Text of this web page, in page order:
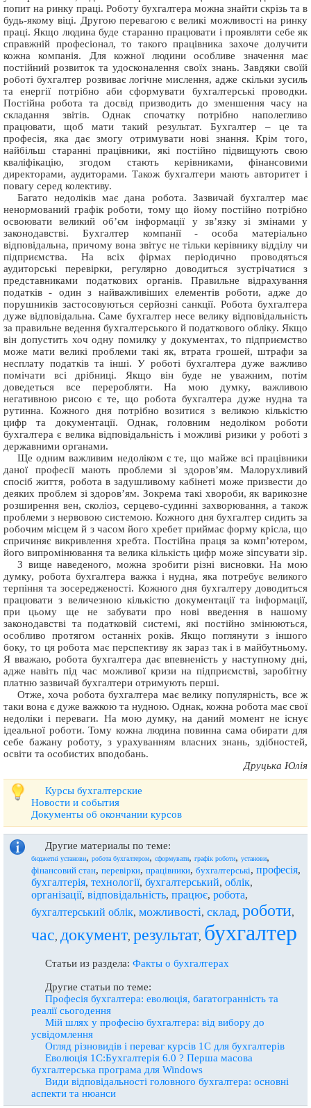
попит на ринку праці. Роботу бухгалтера можна знайти скрізь та в
будь-якому віці. Другою перевагою є великі можливості на ринку
праці. Якщо людина буде старанно працювати і проявляти себе як
справжній професіонал, то такого працівника захоче долучити
кожна компанія. Для кожної людини особливе значення має
постійний розвиток та удосконалення своїх знань. Завдяки своїй
роботі бухгалтер розвиває логічне мислення, адже скільки зусиль
та енергії потрібно аби сформувати бухгалтерські проводки.
Постійна робота та досвід призводить до зменшення часу на
складання звітів. Однак спочатку потрібно наполегливо
працювати, щоб мати такий результат. Бухгалтер – це та
професія, яка дає змогу отримувати нові знання. Крім того,
найбільш старанні працівники, які постійно підвищують свою
кваліфікацію, згодом стають керівниками, фінансовими
директорами, аудиторами. Також бухгалтери мають авторитет і
повагу серед колективу.
Багато недоліків має дана робота. Зазвичай бухгалтер має
ненормований графік роботи, тому що йому постійно потрібно
освоювати великий об’єм інформації у зв’язку зі змінами у
законодавстві. Бухгалтер компанії - особа матеріально
відповідальна, причому вона звітує не тільки керівнику відділу чи
підприємства. На всіх фірмах періодично проводяться
аудиторські перевірки, регулярно доводиться зустрічатися з
представниками податкових органів. Правильне відрахування
податків - один з найважливіших елементів роботи, адже до
порушників застосовуються серйозні санкції. Робота бухгалтера
дуже відповідальна. Саме бухгалтер несе велику відповідальність
за правильне ведення бухгалтерського й податкового обліку. Якщо
він допустить хоч одну помилку у документах, то підприємство
може мати великі проблеми такі як, втрата грошей, штрафи за
несплату податків та інші. У роботі бухгалтера дуже важливо
помічати всі дрібниці. Якщо він буде не уважним, потім
доведеться все переробляти. На мою думку, важливою
негативною рисою є те, що робота бухгалтера дуже нудна та
рутинна. Кожного дня потрібно возитися з великою кількістю
цифр та документації. Однак, головним недоліком роботи
бухгалтера є велика відповідальність і можливі ризики у роботі з
державними органами.
Ще одним важливим недоліком є те, що майже всі працівники
даної професії мають проблеми зі здоров’ям. Малорухливий
спосіб життя, робота в задушливому кабінеті може призвести до
деяких проблем зі здоров’ям. Зокрема такі хвороби, як варикозне
розширення вен, сколіоз, серцево-судинні захворювання, а також
проблеми з нервовою системою. Кожного дня бухгалтер сидить за
робочим місцем й з часом його хребет приймає форму крісла, що
спричиняє викривлення хребта. Постійна праця за комп’ютером,
його випромінювання та велика кількість цифр може зіпсувати зір.
З вище наведеного, можна зробити різні висновки. На мою
думку, робота бухгалтера важка і нудна, яка потребує великого
терпіння та зосередженості. Кожного дня бухгалтеру доводиться
працювати з величезною кількістю документації та інформації,
при цьому ще не забувати про нові введення в нашому
законодавстві та податковій системі, які постійно змінюються,
особливо протягом останніх років. Якщо поглянути з іншого
боку, то ця робота має перспективу як зараз так і в майбутньому.
Я вважаю, робота бухгалтера дає впевненість у наступному дні,
адже навіть під час можливої кризи на підприємстві, заробітну
платню зазвичай бухгалтери отримують перші.
Отже, хоча робота бухгалтера має велику популярність, все ж
таки вона є дуже важкою та нудною. Однак, кожна робота має свої
недоліки і переваги. На мою думку, на даний момент не існує
ідеальної роботи. Тому кожна людина повинна сама обирати для
себе бажану роботу, з урахуванням власних знань, здібностей,
освіти та особистих вподобань.
Друцька Юлія
Курсы бухгалтерские
Новости и события
Документы об окончании курсов
Другие материалы по теме:
бюджетні установи, робота бухгалтером, сформувати, графік роботи, установи,
фінансовий стан, перевірки, працівники, бухгалтерські, професія,
бухгалтерія, технології, бухгалтерський, облік,
організації, відповідальність, працює, робота,
бухгалтерський облік, можливості, склад, роботи,
час, документ, результат, бухгалтер
Статьи из раздела: Факты о бухгалтерах
Другие статьи по теме:
Професія бухгалтера: еволюція, багатогранність та
реалії сьогодення
Мій шлях у професію бухгалтера: від вибору до
усвідомлення
Огляд різновидів і переваг курсів 1С для бухгалтерів
Еволюція 1С:Бухгалтерія 6.0 ? Перша масова
бухгалтерська програма для Windows
Види відповідальності головного бухгалтера: основні
аспекти та нюанси